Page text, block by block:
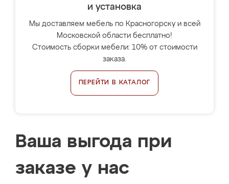
и установка
Мы доставляем мебель по Красногорску и всей
Московской области бесплатно!
Стоимость сборки мебели: 10% от стоимости
заказа.
ПЕРЕЙТИ В КАТАЛОГ
Ваша выгода при
заказе у нас